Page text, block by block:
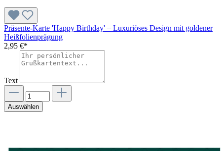
Präsente-Karte 'Happy Birthday' – Luxuriöses Design mit goldener
Heißfolienprägung
2,95 €*
Text
Auswählen